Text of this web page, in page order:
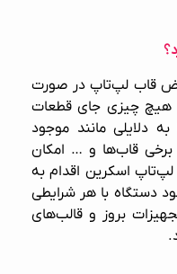
قاب لپ‌تاپ در صورت
هیچ چیزی جای قطعات
دلایلی مانند موجود
برخی قاب‌ها و … امکان
اسکرین اقدام به
دستگاه با هر شرایطی
بروز و قالب‌های